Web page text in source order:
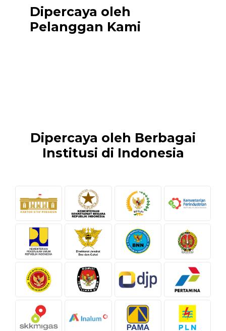
Dipercaya oleh
Pelanggan Kami
Dipercaya oleh Berbagai
Institusi di Indonesia